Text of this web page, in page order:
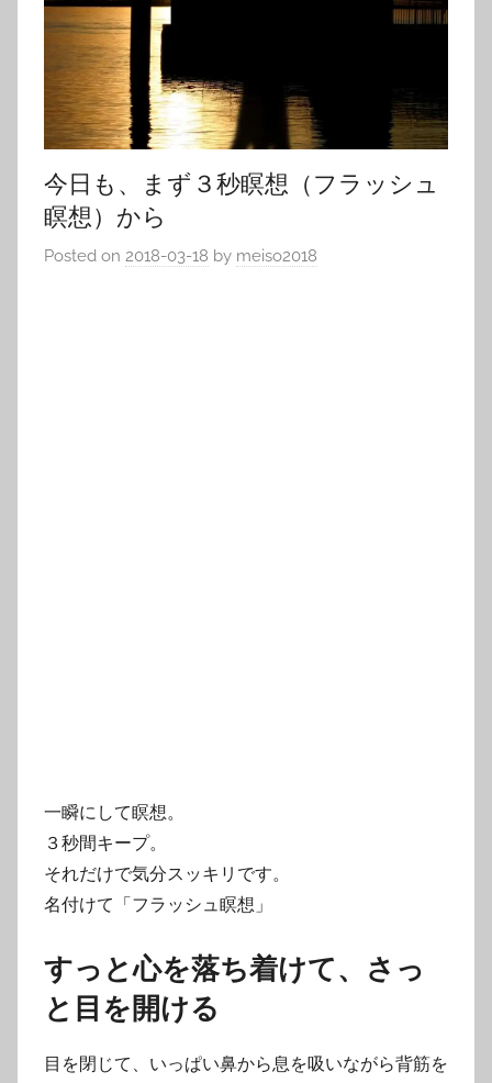
今日も、まず３秒瞑想（フラッシュ
瞑想）から
Posted on 2018-03-18 by meiso2018
一瞬にして瞑想。
３秒間キープ。
それだけで気分スッキリです。
名付けて「フラッシュ瞑想」
すっと心を落ち着けて、さっ
と目を開ける
目を閉じて、いっぱい鼻から息を吸いながら背筋を